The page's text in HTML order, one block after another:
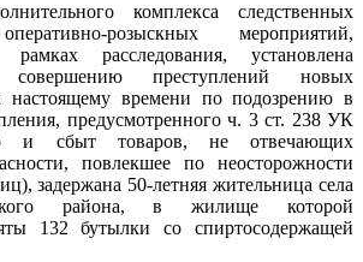
комплекса следственных
розыскных мероприятий,
расследования, установлена
совершению преступлений новых
настоящему времени по подозрению в
предусмотренного ч. 3 ст. 238 УК
и сбыт товаров, не отвечающих
повлекшее по неосторожности
задержана 50-летняя жительница села
района, в жилище которой
132 бутылки со спиртосодержащей